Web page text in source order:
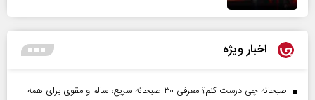
اخبار ویژه
صبحانه چی درست کنم؟ معرفی ۳۰ صبحانه سریع، سالم و مقوی برای همه